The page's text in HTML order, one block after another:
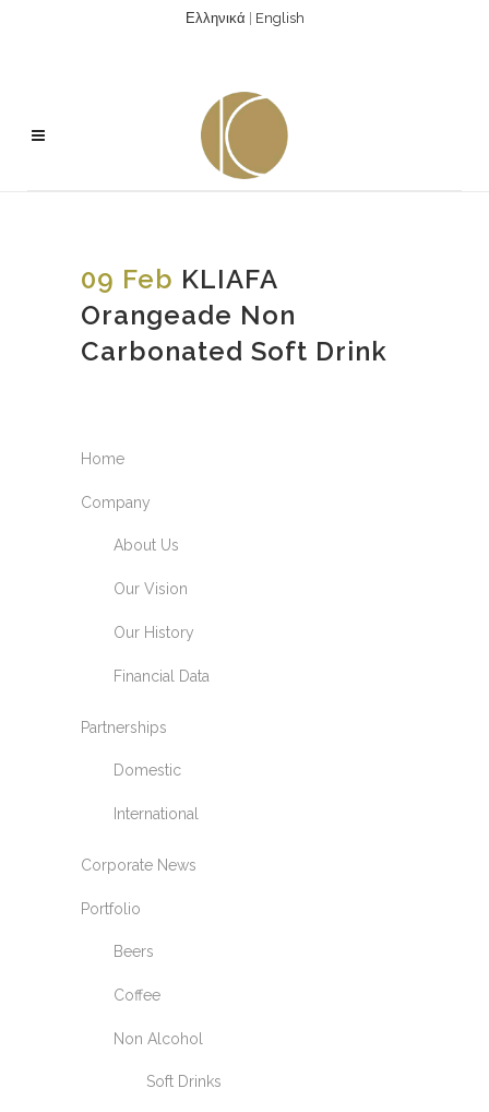
Ελληνικά English
09 Feb KLIAFA
Orangeade Non
Carbonated Soft Drink
Home
Company
About Us
Our Vision
Our History
Financial Data
Partnerships
Domestic
International
Corporate News
Portfolio
Beers
Coffee
Non Alcohol
Soft Drinks